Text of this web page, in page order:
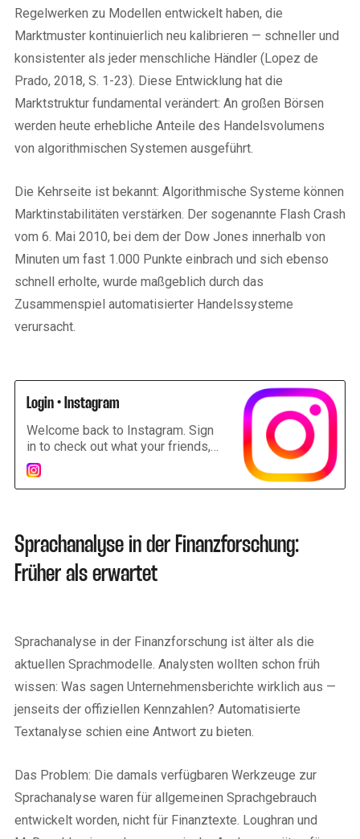
Regelwerken zu Modellen entwickelt haben, die
Marktmuster kontinuierlich neu kalibrieren — schneller und
konsistenter als jeder menschliche Händler (Lopez de
Prado, 2018, S. 1-23). Diese Entwicklung hat die
Marktstruktur fundamental verändert: An großen Börsen
werden heute erhebliche Anteile des Handelsvolumens
von algorithmischen Systemen ausgeführt.
Die Kehrseite ist bekannt: Algorithmische Systeme können
Marktinstabilitäten verstärken. Der sogenannte Flash Crash
vom 6. Mai 2010, bei dem der Dow Jones innerhalb von
Minuten um fast 1.000 Punkte einbrach und sich ebenso
schnell erholte, wurde maßgeblich durch das
Zusammenspiel automatisierter Handelssysteme
verursacht.
Login • Instagram
Welcome back to Instagram. Sign
in to check out what your friends,
family & interests have been
capturing & sharing around the
Sprachanalyse in der Finanzforschung:
Früher als erwartet
Sprachanalyse in der Finanzforschung ist älter als die
aktuellen Sprachmodelle. Analysten wollten schon früh
wissen: Was sagen Unternehmensberichte wirklich aus —
jenseits der offiziellen Kennzahlen? Automatisierte
Textanalyse schien eine Antwort zu bieten.
Das Problem: Die damals verfügbaren Werkzeuge zur
Sprachanalyse waren für allgemeinen Sprachgebrauch
entwickelt worden, nicht für Finanztexte. Loughran und